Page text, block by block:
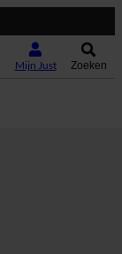
Mijn Just Zoeken